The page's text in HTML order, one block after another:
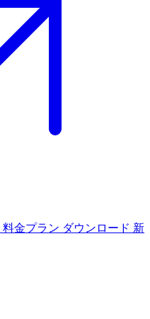
料金プラン ダウンロード 新